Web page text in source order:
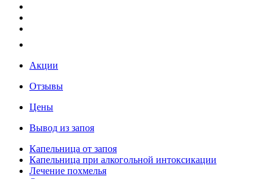
Акции
Отзывы
Цены
Вывод из запоя
Капельница от запоя
Капельница при алкогольной интоксикации
Лечение похмелья